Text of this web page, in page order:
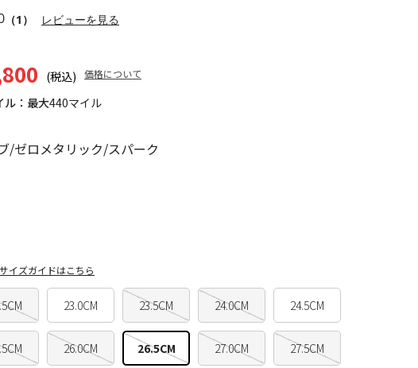
ル：最大440マイル
（1） レビューを見る
(税込) 価格について
/ゼロメタリック/スパーク
23.0CM 23.5CM 24.0CM 24.5CM
26.0CM 26.5CM 27.0CM 27.5CM
サイズガイドはこちら